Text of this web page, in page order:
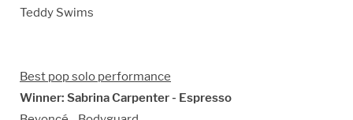
Teddy Swims
Best pop solo performance
Winner: Sabrina Carpenter - Espresso